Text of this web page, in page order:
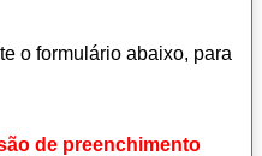
o formulário abaixo, para
de preenchimento